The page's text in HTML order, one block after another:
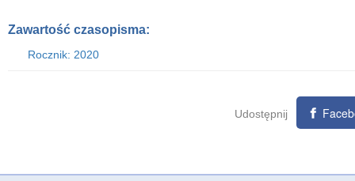
Zawartość czasopisma:
Rocznik: 2020
Udostępnij